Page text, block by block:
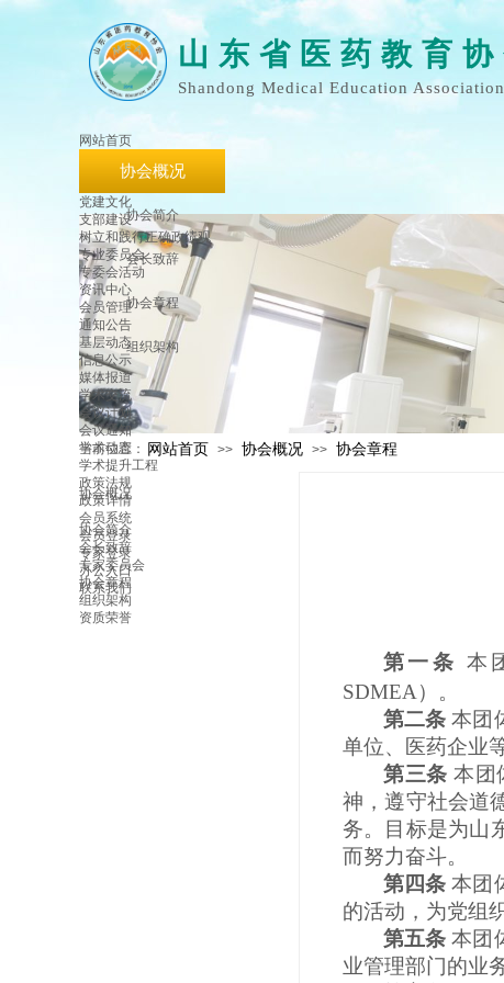
Shandong Medical Education Association
当前位置： 网站首页 >> 协会概况 >> 协会章程
山 东 省 医 药 教 育 协
网站首页
协会概况
协会简介
会长致辞
协会章程
组织架构
党建文化
支部建设
树立和践行正确政绩观
专业委员会
专委会活动
资讯中心
会员管理
通知公告
基层动态
信息公示
媒体报道
学术交流
会议计划
会议通知
学术动态
学术提升工程
政策法规
政策详情
会员系统
会员登录
专家登录
办公入口
联系我们
协会概况
协会简介
会长致辞
专家委员会
协会章程
组织架构
资质荣誉
第一条 本
SDMEA）。
第二条 本团
单位、医药企业
第三条 本团
神，遵守社会道
务。目标是为山
而努力奋斗。
第四条 本团
的活动，为党组
第五条 本团
业管理部门的业